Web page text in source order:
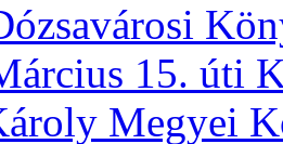
15. úti
Megyei